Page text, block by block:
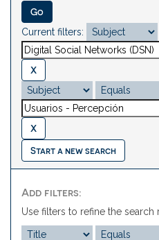
Current filters:
Start a new search
Add filters:
Use filters to refine the search